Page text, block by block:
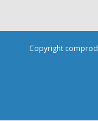
Copyright